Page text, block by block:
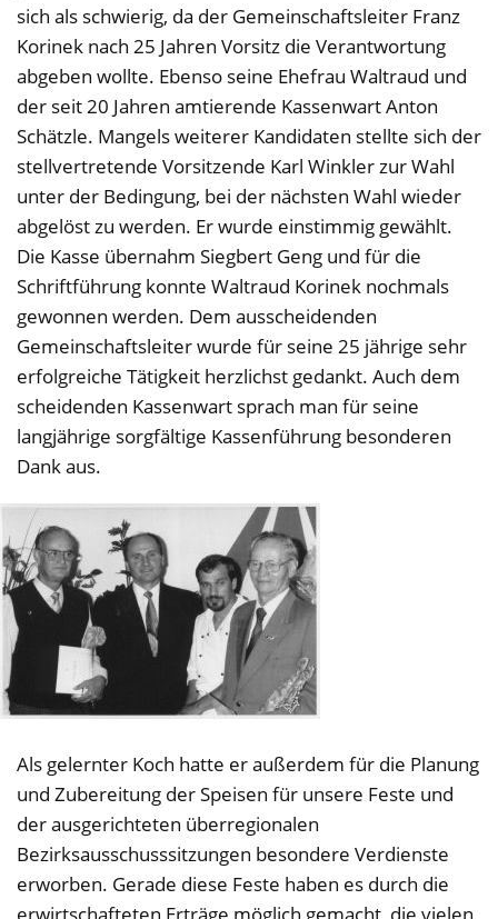
sich als schwierig, da der Gemeinschaftsleiter Franz
Korinek nach 25 Jahren Vorsitz die Verantwortung
abgeben wollte. Ebenso seine Ehefrau Waltraud und
der seit 20 Jahren amtierende Kassenwart Anton
Schätzle. Mangels weiterer Kandidaten stellte sich der
stellvertretende Vorsitzende Karl Winkler zur Wahl
unter der Bedingung, bei der nächsten Wahl wieder
abgelöst zu werden. Er wurde einstimmig gewählt.
Die Kasse übernahm Siegbert Geng und für die
Schriftführung konnte Waltraud Korinek nochmals
gewonnen werden. Dem ausscheidenden
Gemeinschaftsleiter wurde für seine 25 jährige sehr
erfolgreiche Tätigkeit herzlichst gedankt. Auch dem
scheidenden Kassenwart sprach man für seine
langjährige sorgfältige Kassenführung besonderen
Dank aus.
Als gelernter Koch hatte er außerdem für die Planung
und Zubereitung der Speisen für unsere Feste und
der ausgerichteten überregionalen
Bezirksausschusssitzungen besondere Verdienste
erworben. Gerade diese Feste haben es durch die